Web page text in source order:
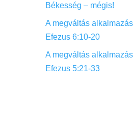
Békesség – mégis!
A megváltás
Efezus 6:10-20
A megváltás
Efezus 5:21-33